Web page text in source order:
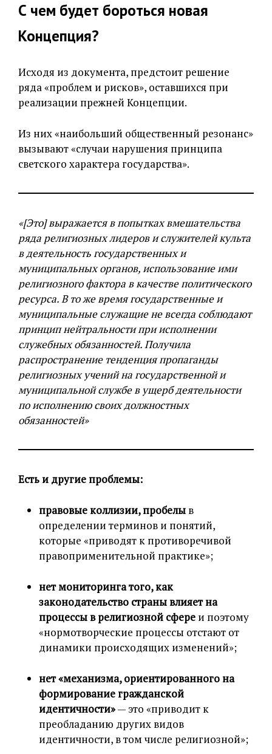
С чем будет бороться новая
Концепция?
Исходя из документа, предстоит решение
ряда «проблем и рисков», оставшихся при
реализации прежней Концепции.
Из них «наибольший общественный резонанс»
вызывают «случаи нарушения принципа
светского характера государства».
«[Это] выражается в попытках вмешательства
ряда религиозных лидеров и служителей культа
в деятельность государственных и
муниципальных органов, использование ими
религиозного фактора в качестве политического
ресурса. В то же время государственные и
муниципальные служащие не всегда соблюдают
принцип нейтральности при исполнении
служебных обязанностей. Получила
распространение тенденция пропаганды
религиозных учений на государственной и
муниципальной службе в ущерб деятельности
по исполнению своих должностных
обязанностей»
Есть и другие проблемы:
правовые коллизии, пробелы в
определении терминов и понятий,
которые «приводят к противоречивой
правоприменительной практике»;
нет мониторинга того, как
законодательство страны влияет на
процессы в религиозной сфере и поэтому
«нормотворческие процессы отстают от
динамики происходящих изменений»;
нет «механизма, ориентированного на
формирование гражданской
идентичности»— это «приводит к
преобладанию других видов
идентичности, в том числе религиозной»;